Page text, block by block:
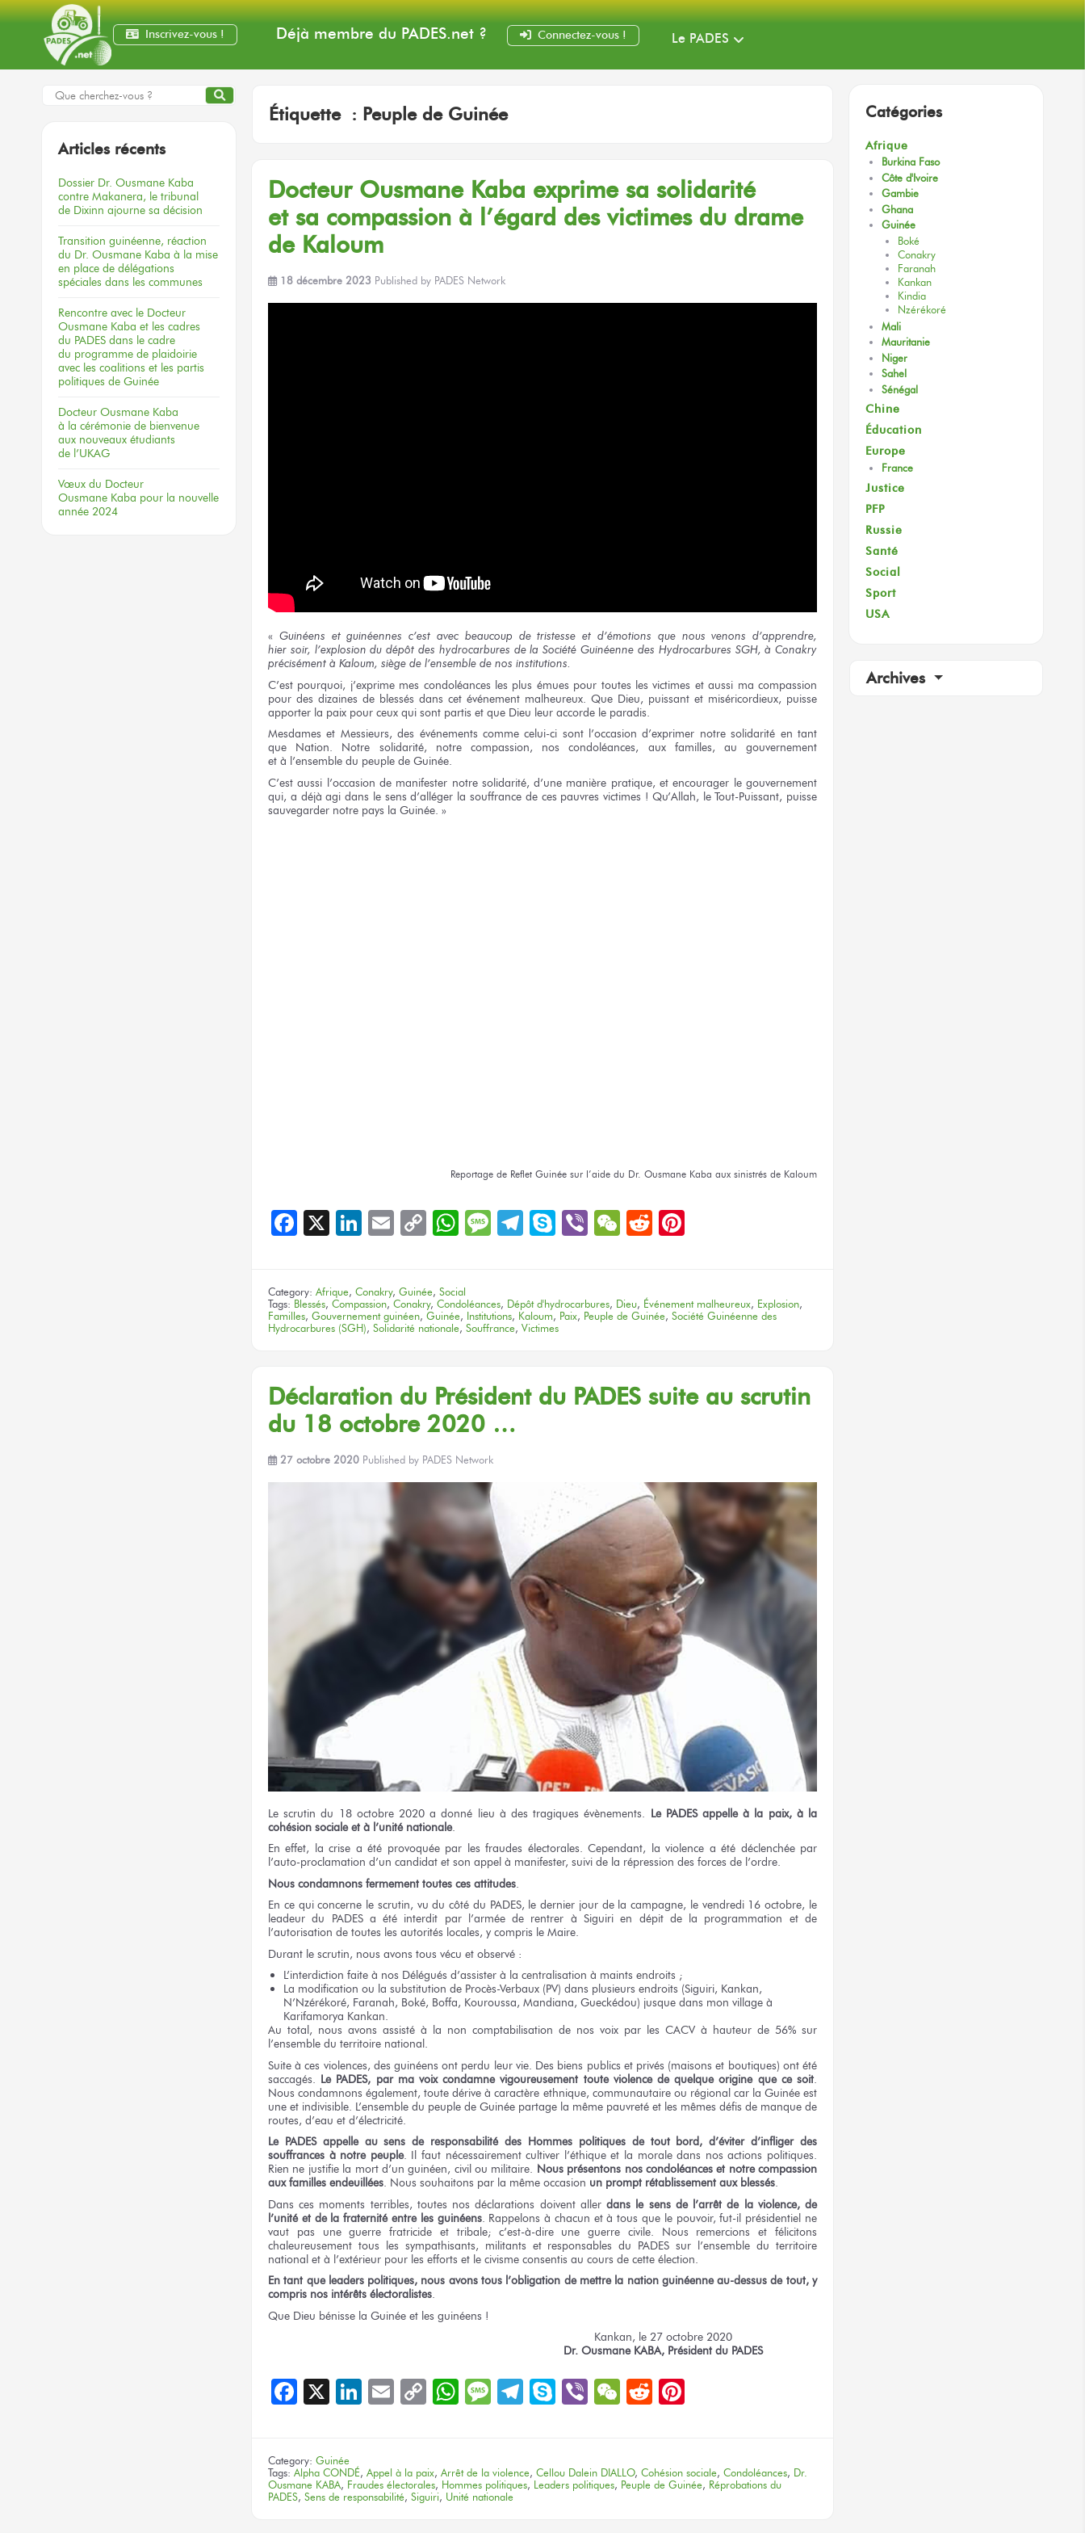
Inscrivez-vous ! Déjà membre du PADES.net? Connectez-vous ! Le PADES
Étiquette : Peuple de Guinée
Docteur Ousmane Kaba exprime sa solidarité
et sa compassion à l’égard des victimes du drame
de Kaloum
18 décembre 2023 Published by PADES Network
« Guinéens et guinéennes c’est avec beaucoup de tristesse et d’émotions que nous venons d’apprendre,
hier soir, l’explosiondu dépôt des hydrocarbures de la Société Guinéenne des Hydrocarbures SGH,à Conakry
précisément à Kaloum, siège de l’ensemble de nos institutions.
C’est pourquoi, j’exprime mes condoléances les plus émues pour toutes les victimes et aussi ma compassion
pour des dizaines de blessés dans cet événement malheureux. Que Dieu, puissant et miséricordieux, puisse
apporter la paix pour ceux qui sont partis et que Dieu leur accorde le paradis.
Mesdameset Messieurs, des événements comme celui-ci sont l’occasion d’exprimer notre solidarité en tant
que Nation.
Notre solidarité, notre compassion, nos condoléances, aux familles,
au gouvernement
et à l’ensemble du peuple de Guinée.
C’est aussi l’occasion de manifester notre solidarité, d’une manière pratique,et encourager le gouvernement
qui, a déjà agidans le sens d’alléger la souffrance de ces pauvres victimes ! Qu’Allah, le Tout-Puissant, puisse
sauvegarder notre pays la Guinée. »
Reportage de Reflet Guinée sur l’aide du Dr. Ousmane Kaba aux sinistrés de Kaloum
Facebook
X LinkedIn
EmailCopyWhatsApp
Message
Telegram
SkypeViberWeChat
Reddit
Category: Afrique, Conakry, Guinée, Social
Tags: Blessés, Compassion, Conakry, Condoléances, Dépôt d'hydrocarbures, Dieu, Événement malheureux, Explosion,
Familles, Gouvernement guinéen, Guinée, Institutions, Kaloum, Paix, Peuple de Guinée, Société Guinéenne des
Hydrocarbures (SGH), Solidarité nationale, Souffrance, Victimes
Déclaration du Président du PADES suite au scrutin
du 18 octobre 2020 …
27 octobre 2020 Published by PADES Network
Le scrutin du 18 octobre 2020 a donné lieu à des tragiques évènements. Le PADES appelle à la paix, à la
cohésion sociale et à l’unité nationale.
En effet, la crise a été provoquée par les fraudes électorales. Cependant, la violence a été déclenchée par
l’auto-proclamation d’un candidat et son appel à manifester, suivi de la répression des forces de l’ordre.
Nous condamnons fermement toutes ces attitudes
En ce qui concerne le scrutin, vu du côté du PADES, le dernier jour de la campagne, le vendredi 16 octobre, le
leadeur du PADES a été interdit par l’armée de rentrer à Siguiri en dépit de la programmation et de
l’autorisation de toutes les autorités locales, y compris le Maire.
Durant le scrutin, nous avons tous vécu et observé :
L’interdiction faite à nos Délégués d’assister à la centralisation à maints endroits ;
La modification ou la substitution de Procès-Verbaux (PV) dans plusieurs endroits (Siguiri, Kankan,
N’Nzérékoré, Faranah, Boké, Boffa, Kouroussa, Mandiana, Gueckédou) jusque dans mon village à
Karifamorya Kankan.
Au total, nous avons assisté à la non comptabilisation de nos voix par les CACV à hauteur de 56% sur
l’ensemble du territoire national.
Suite à ces violences, des guinéens ont perdu leur vie. Des biens publics et privés (maisons et boutiques) ont été
saccagés. Le PADES, par ma voix condamne vigoureusement toute violence de quelque origine que ce soit
Nous condamnons également, toute dérive à caractère ethnique, communautaire ou régional car la Guinée est
une et indivisible. L’ensemble du peuple de Guinée partage la même pauvreté et les mêmes défis de manque de
routes, d’eau et d’électricité.
Le PADES appelle au sens de responsabilité des Hommes politiques de tout bord, d’éviter d’infliger des
souffrances à notre peuple. Il faut nécessairement cultiver l’éthique et la morale dans nos actions politiques.
Rien ne justifie la mort d’un guinéen, civil ou militaire. Nous présentons nos condoléances et notre compassion
aux familles endeuillées. Nous souhaitons par la même occasion un prompt rétablissement aux blessés.
Dans ces moments terribles, toutes nos déclarations doivent allerdans le sens de l’arrêt de la violence, de
l’unité et de la fraternité entre les guinéens. Rappelons à chacun et à tous que le pouvoir, fut-il présidentiel ne
vaut pas une guerre fratricide et tribale; c’est-à-dire une guerre civile. Nous remercions et félicitons
chaleureusement tous les sympathisants, militants et responsables du PADES sur l’ensemble du territoire
national et à l’extérieur pour les efforts et le civisme consentis au cours de cette élection.
En tant que leaders politiques, nous avons tous l’obligation de mettre la nation guinéenne au-dessus de tout, y
compris nos intérêts électoralistes.
Que Dieu bénisse la Guinée et les guinéens !
Kankan, le 27 octobre 2020
Dr. Ousmane KABA, Président du PADES
Facebook
X LinkedIn
EmailCopyWhatsApp
Message
Telegram
SkypeViberWeChat
Reddit
Category: Guinée
Tags: Alpha CONDÉ, Appel à la paix, Arrêt de la violence, Cellou Dalein DIALLO, Cohésion sociale, Condoléances, Dr.
Ousmane KABA, Fraudes électorales, Hommes politiques, Leaders politiques, Peuple de Guinée, Réprobations du
PADES, Sens de responsabilité, Siguiri, Unité nationale
Articles récents
Dossier Dr. Ousmane Kaba
contre Makanera, le tribunal
de Dixinn ajourne sa décision
Transition guinéenne, réaction
du Dr. Ousmane Kaba à la mise
en place de délégations
spéciales dans les communes
Rencontre avec le Docteur
Ousmane Kaba et les cadres
du PADES dans le cadre
du programme de plaidoirie
avec les coalitions et les partis
politiques de Guinée
Docteur Ousmane Kaba
à la cérémonie de bienvenue
aux nouveaux étudiants
de l’UKAG
Vœux du Docteur
Ousmane Kaba pour la nouvelle
année 2024
Catégories
Afrique
Burkina Faso
Côte d'Ivoire
Gambie
Ghana
Guinée
Boké
Conakry
Faranah
Kankan
Kindia
Nzérékoré
Mali
Mauritanie
Niger
Sahel
Sénégal
Chine
Éducation
Europe
France
Justice
PFP
Russie
Santé
Social
Sport
USA
Archives